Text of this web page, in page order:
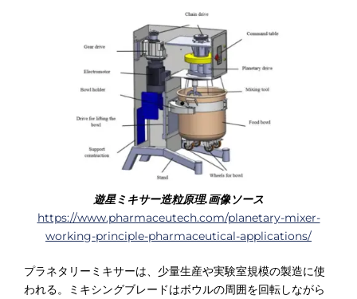
遊星ミキサー造粒原理.画像ソース
https://www.pharmaceutech.com/planetary-mixer-
working-principle-pharmaceutical-applications/
プラネタリーミキサーは、少量生産や実験室規模の製造に使
われる。ミキシングブレードはボウルの周囲を回転しながら